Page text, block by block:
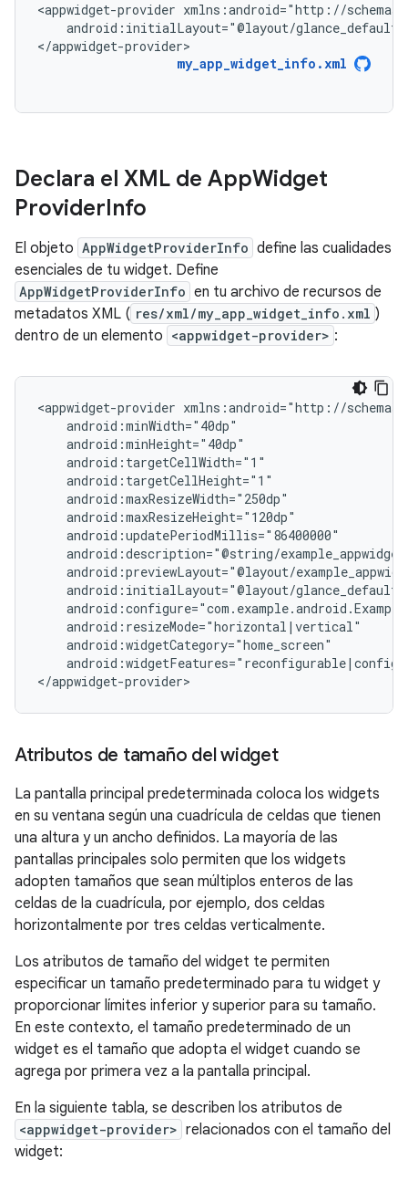
<appwidget-provider
android:initialLayout="@layout/
</appwidget-provider>
my_app_widget_info.xml
Declara el XML de AppWidget
ProviderInfo
El objeto AppWidgetProviderInfo define las cualidades
esenciales de tu widget. Define
AppWidgetProviderInfo en tu archivo de recursos de
metadatos XML ( res/xml/my_app_widget_info.xml )
dentro de un elemento <appwidget-provider> :
<appwidget-provider
Atributos de tamaño del widget
La pantalla principal predeterminada coloca los widgets
en su ventana según una cuadrícula de celdas que tienen
una altura y un ancho definidos. La mayoría de las
pantallas principales solo permiten que los widgets
adopten tamaños que sean múltiplos enteros de las
celdas de la cuadrícula, por ejemplo, dos celdas
horizontalmente por tres celdas verticalmente.
Los atributos de tamaño del widget te permiten
especificar un tamaño predeterminado para tu widget y
proporcionar límites inferior y superior para su tamaño.
En este contexto, el tamaño predeterminado de un
widget es el tamaño que adopta el widget cuando se
agrega por primera vez a la pantalla principal.
En la siguiente tabla, se describen los atributos de
<appwidget-provider> relacionados con el tamaño del
widget: